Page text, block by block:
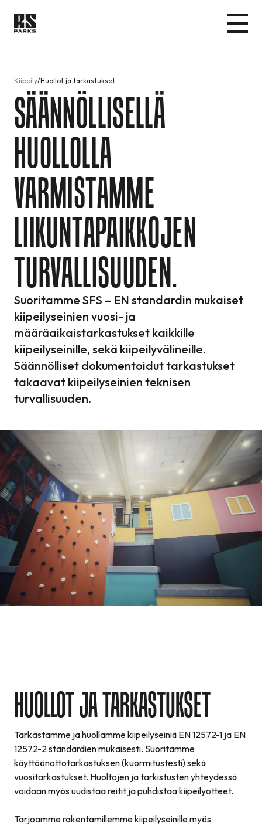
Kiipeily Huollot ja tarkastukset
SÄÄNNÖLLISELLÄ
HUOLLOLLA
VARMISTAMME
LIIKUNTAPAIKKOJEN
TURVALLISUUDEN.
Suoritamme SFS – EN standardin mukaiset
kiipeilyseinien vuosi- ja
määräaikaistarkastukset kaikkille
kiipeilyseinille, sekä kiipeilyvälineille.
Säännölliset dokumentoidut tarkastukset
takaavat kiipeilyseinien teknisen
turvallisuuden.
HUOLLOT JA TARKASTUKSET
Tarkastamme ja huollamme kiipeilyseiniä EN 12572-1 ja EN
12572-2 standardien mukaisesti. Suoritamme
käyttöönottotarkastuksen (kuormitustesti) sekä
vuositarkastukset. Huoltojen ja tarkistusten yhteydessä
voidaan myös uudistaa reitit ja puhdistaa kiipeilyotteet.
Tarjoamme rakentamillemme kiipeilyseinille myös